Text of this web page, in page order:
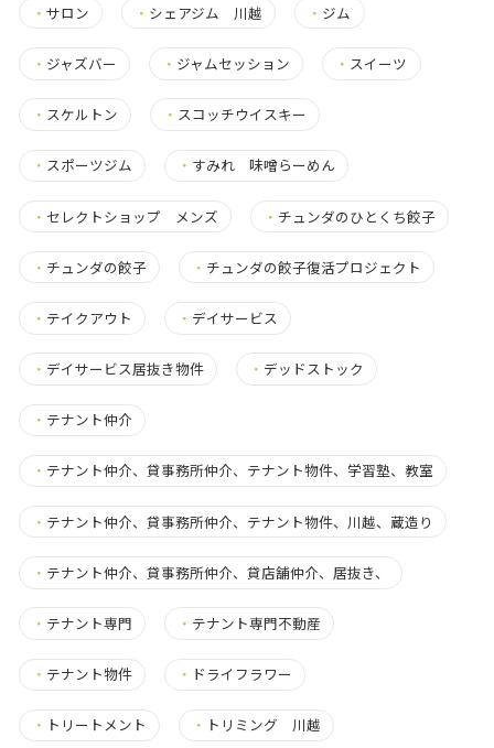
・ サロン ・ シェアジム 川越 ・ ジム
・ ジャズバー ・ ジャムセッション ・ スイーツ
・ スケルトン ・ スコッチウイスキー
・ スポーツジム ・ すみれ 味噌らーめん
・ セレクトショップ メンズ ・ チュンダのひとくち餃子
・ チュンダの餃子 ・ チュンダの餃子復活プロジェクト
・ テイクアウト ・ デイサービス
・ デイサービス居抜き物件 ・ デッドストック
・ テナント仲介
・ テナント仲介、貸事務所仲介、テナント物件、学習塾、教室
・ テナント仲介、貸事務所仲介、テナント物件、川越、蔵造り
・ テナント仲介、貸事務所仲介、貸店舗仲介、居抜き、
・ テナント専門 ・ テナント専門不動産
・ テナント物件 ・ ドライフラワー
・ トリートメント ・ トリミング 川越